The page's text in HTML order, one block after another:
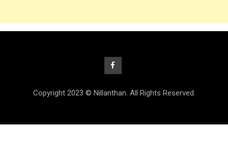
Copyright 2023 © Nillanthan. All Rights Reserved.